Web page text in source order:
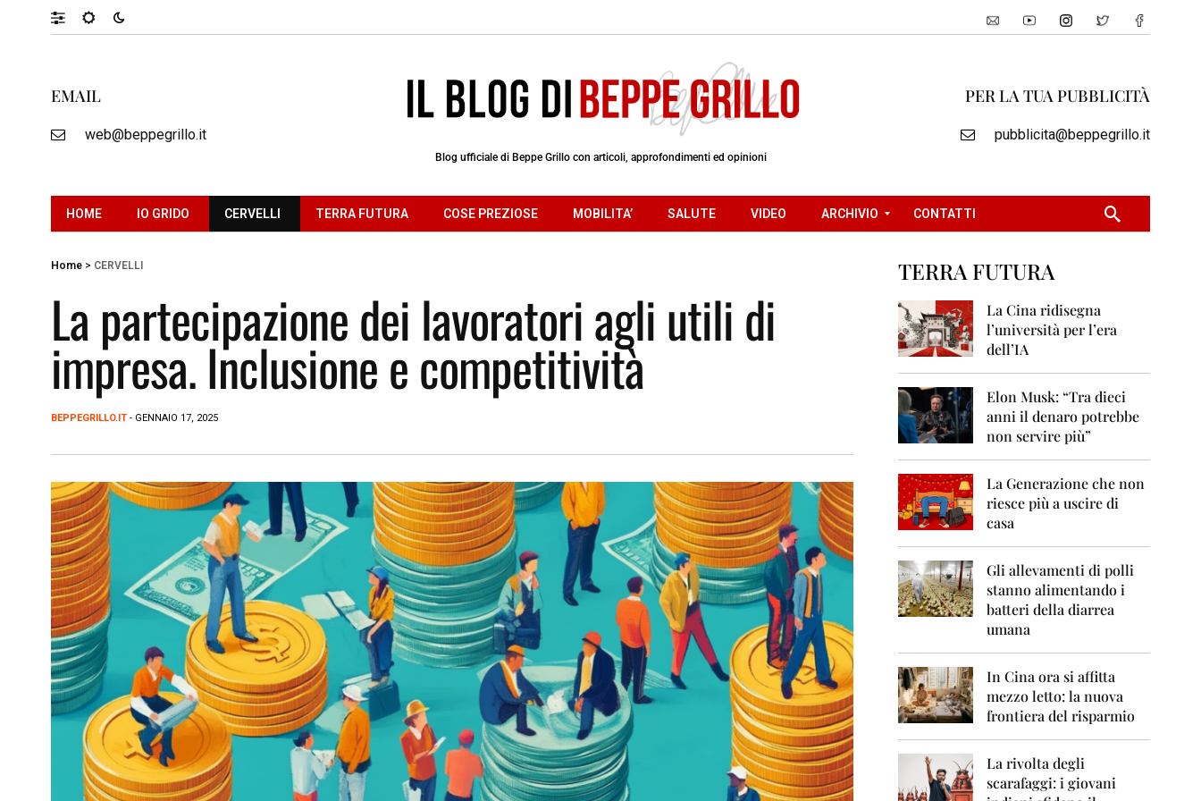
EMAIL
web@beppegrillo.it
Blog ufficiale di Beppe Grillo con articoli, approfondimenti ed opinioni
PER LA TUA PUBBLICITÀ
pubblicita@beppegrillo.it
HOME IO GRIDO CERVELLI TERRA FUTURA COSE PREZIOSE MOBILITA’ SALUTE VIDEO ARCHIVIO
2
0
7
2
0
0
8
2
9
2
0
1
0
2
CONTATTI
Home > CERVELLI
La partecipazione dei lavoratori agli utili di
impresa. Inclusione e competitività
BEPPEGRILLO.IT - GENNAIO 17, 2025
TERRA FUTURA
La Cina ridisegna
l’università per l’era
dell’IA
Elon Musk: “Tra dieci
anni il denaro potrebbe
non servire più”
La Generazione che non
riesce più a uscire di
casa
Gli allevamenti di polli
stanno alimentando i
batteri della diarrea
umana
In Cina ora si affitta
mezzo letto: la nuova
frontiera del risparmio
La rivolta degli
scarafaggi: i giovani